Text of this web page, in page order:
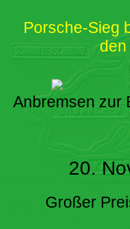
Porsche-Sieg
den
Anbremsen zur
20.
Großer